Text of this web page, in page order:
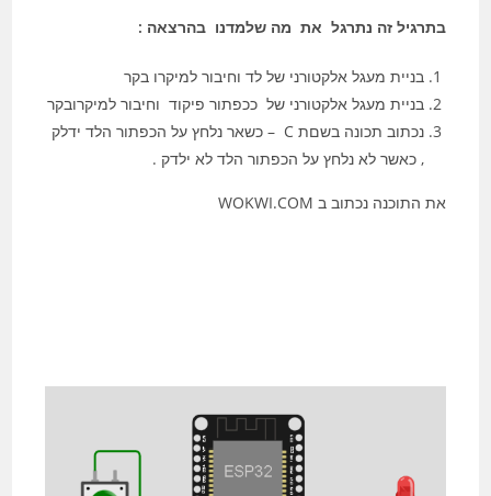
בתרגיל זה נתרגל את מה שלמדנו בהרצאה :
בניית מעגל אלקטורני של לד וחיבור למיקרו בקר
בניית מעגל אלקטורני של ככפתור פיקוד וחיבור למיקרובקר
נכתוב תכונה בשםת C – כשאר נלחץ על הכפתור הלד ידלק
, כאשר לא נלחץ על הכפתור הלד לא ילדק .
את התוכנה נכתוב ב WOKWI.COM